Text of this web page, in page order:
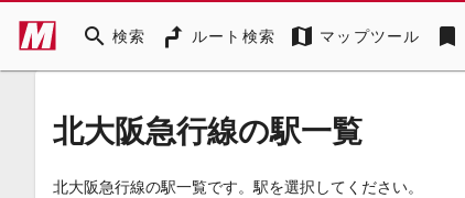
search 検索 ルート検索 map マップツール bookmark
北大阪急行線の駅一覧
北大阪急行線の駅一覧です。駅を選択してください。